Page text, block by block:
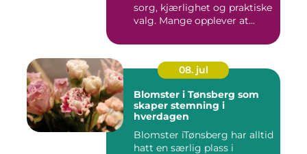
sorg, kjærlighet og praktiske
valg. Mange opplever at...
08. jul
Blomster i Tønsberg som
skaper stemning i
hverdagen
Blomster iTønsberg har alltid
hatt en særlig plass i